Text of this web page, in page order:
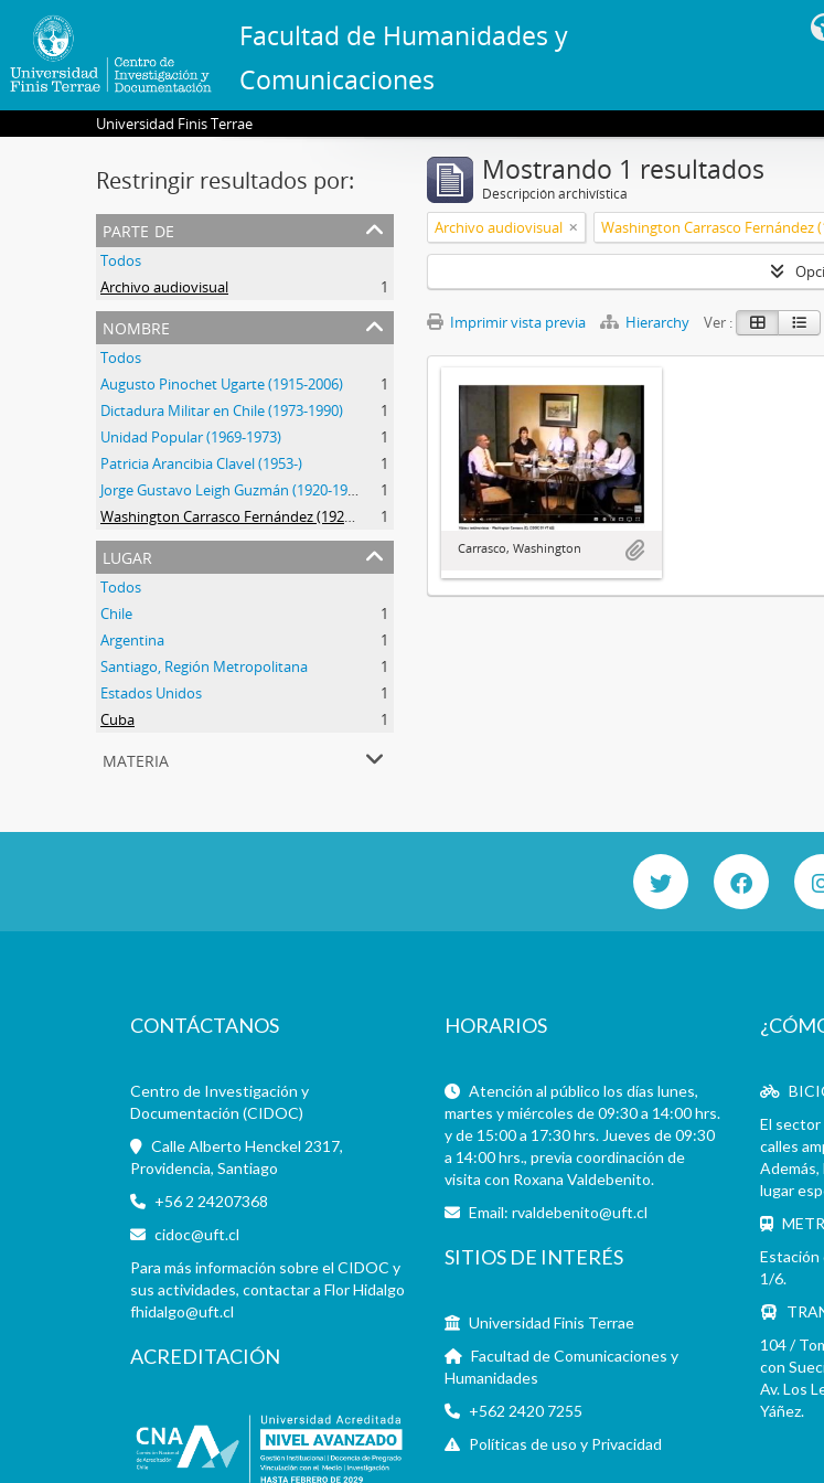
Facultad de Humanidades y
Comunicaciones
Universidad Finis Terrae
Restringir resultados por:
parte de
Todos
Archivo audiovisual
1
nombre
Todos
Augusto Pinochet Ugarte (1915-2006)
1
Dictadura Militar en Chile (1973-1990)
1
Unidad Popular (1969-1973)
1
Patricia Arancibia Clavel (1953-)
1
Jorge Gustavo Leigh Guzmán (1920-1999)
1
Washington Carrasco Fernández (1922-2021)
1
lugar
Todos
Chile
1
Argentina
1
Santiago, Región Metropolitana
1
Estados Unidos
1
Cuba
1
materia
Mostrando 1 resultados
Descripción archivística
Archivo audiovisual
Imprimir vista previa Hierarchy Ver :
Carrasco, Washington
CONTÁCTANOS
Centro de Investigación y
Documentación (CIDOC)
Calle Alberto Henckel 2317,
Providencia, Santiago
+56 2 24207368
cidoc@uft.cl
Para más información sobre el CIDOC y
sus actividades, contactar a Flor Hidalgo
fhidalgo@uft.cl
ACREDITACIÓN
HORARIOS
Atención al público los días lunes,
martes y miércoles de 09:30 a 14:00 hrs.
y de 15:00 a 17:30 hrs. Jueves de 09:30
a 14:00 hrs., previa coordinación de
visita con Roxana Valdebenito.
Email:rvaldebenito@uft.cl
SITIOS DE INTERÉS
Universidad Finis Terrae
Facultad de Comunicaciones y
Humanidades
+562 2420 7255
Políticas de uso y Privacidad
El sector
calles
Además,
lugar
Estación
1/6.
104 /
con
Av. Los
Yáñez.